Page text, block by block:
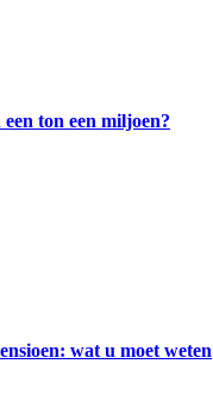
ton een miljoen?
wat u moet weten